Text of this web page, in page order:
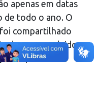
apenas em datas
de todo o ano. O
compartilhado
os envolvidos
e pela